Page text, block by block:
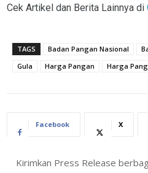
Cek Artikel dan Berita Lainnya di
TAGS Badan Pangan Nasional
Gula
Harga Pangan Harga
Facebook X
Kirimkan Press Release